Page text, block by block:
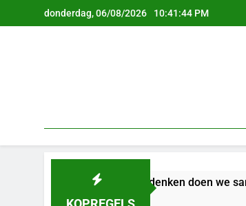
naar
donderdag, 06/08/2026 10:41:45 PM
Oproep: Herdenken doen we samen!
57 Jaar Geleden